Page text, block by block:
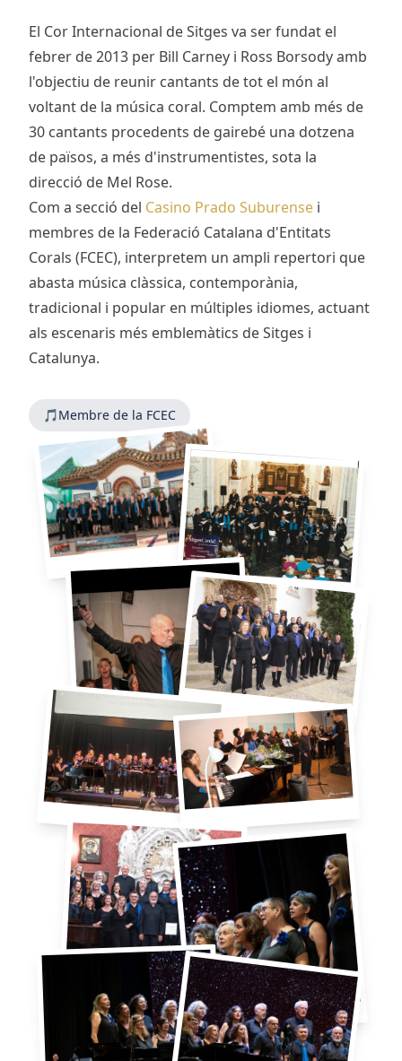
El Cor Internacional de Sitges va ser fundat el
febrer de 2013 per Bill Carney i Ross Borsody amb
l'objectiu de reunir cantants de tot el món al
voltant de la música coral. Comptem amb més de
30 cantants procedents de gairebé una dotzena
de països, a més d'instrumentistes, sota la
direcció de Mel Rose.
Com a secció del Casino Prado Suburense i
membres de la Federació Catalana d'Entitats
Corals (FCEC), interpretem un ampli repertori que
abasta música clàssica, contemporània,
tradicional i popular en múltiples idiomes, actuant
als escenaris més emblemàtics de Sitges i
Catalunya.
🎵Membre de la FCEC